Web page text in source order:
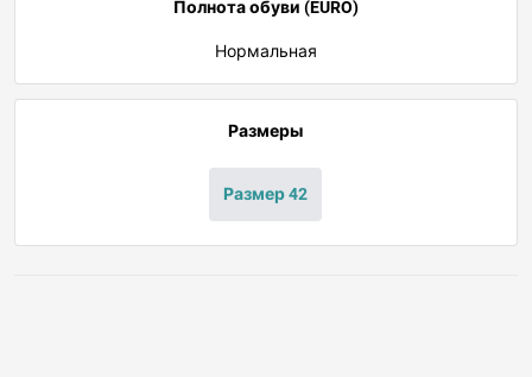
Полнота обуви (EURO)
Нормальная
Размеры
Размер 42